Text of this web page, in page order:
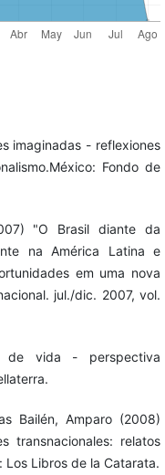
imaginadas - reflexiones
Fondo de
"O Brasil diante da
na América Latina e
em uma nova
jul./dic. 2007, vol.
de vida - perspectiva
Bailén, Amparo (2008)
transnacionales: relatos
Libros de la Catarata.